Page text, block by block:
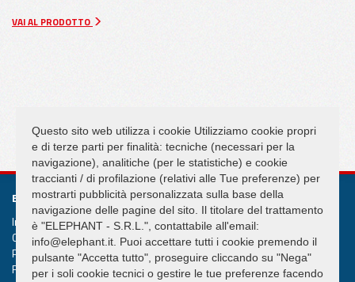
VAI AL PRODOTTO
SEGUICI SU
ELEPHANT S.R.L.
Impianti di sollevamento e movimentazione Gru Ventose
Cap. Soc. int. versato € 50.000,00
Partita IVA 02013590407
R.e.a. Rimini n. 233980
Questo sito web utilizza i cookie Utilizziamo cookie propri
e di terze parti per finalità: tecniche (necessari per la
navigazione), analitiche (per le statistiche) e cookie
traccianti / di profilazione (relativi alle Tue preferenze) per
mostrarti pubblicità personalizzata sulla base della
navigazione delle pagine del sito. Il titolare del trattamento
è "ELEPHANT - S.R.L.", contattabile all'email:
info@elephant.it. Puoi accettare tutti i cookie premendo il
pulsante "Accetta tutto", proseguire cliccando su "Nega"
per i soli cookie tecnici o gestire le tue preferenze facendo